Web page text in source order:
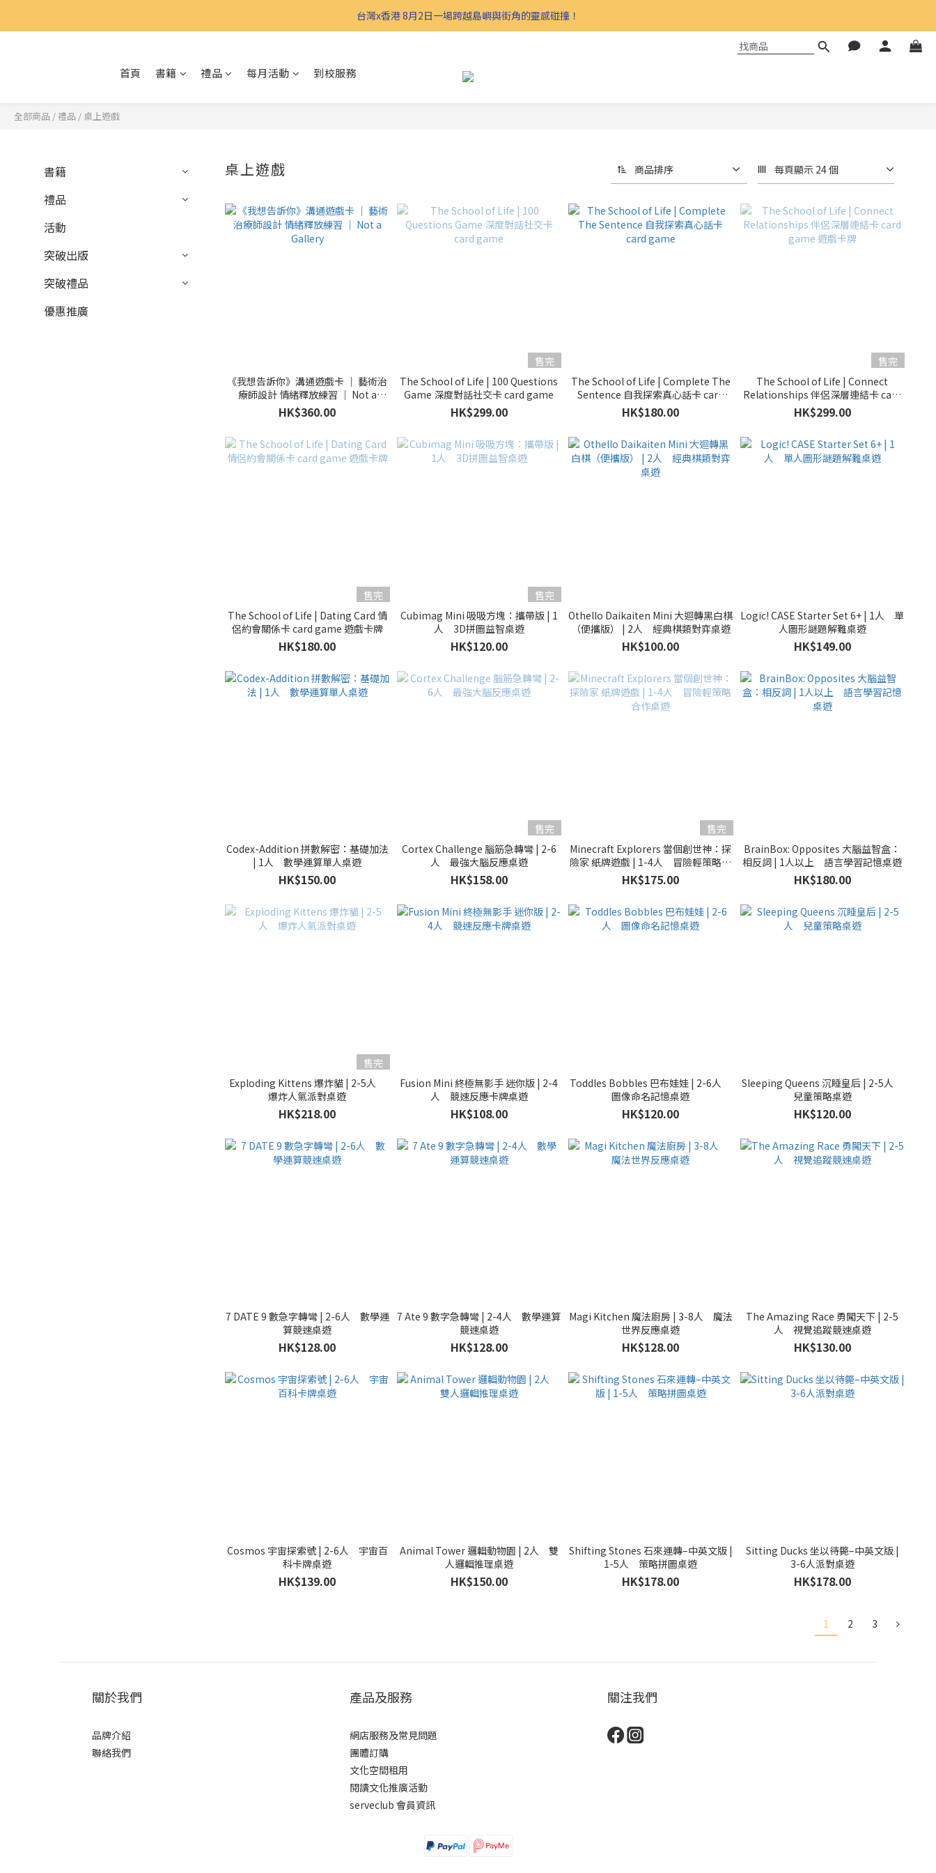
台灣x香港 8月2日一場跨越島嶼與街角的靈感碰撞！
首頁 書籍 禮品 每月活動 到校服務
全部商品 /禮品 / 桌上遊戲
書籍
禮品
活動
突破出版
突破禮品
優惠推廣
桌上遊戲 商品排序 每頁顯示 24 個
《我想告訴你》溝通遊戲卡 ｜ 藝術治
療師設計 情緒釋放練習 ｜ Not a
Gallery
HK$360.00
售完
The School of Life | 100 Questions
Game 深度對話社交卡 card game
HK$299.00
The School of Life | Complete The
Sentence 自我探索真心話卡 card
game
HK$180.00
售完
The School of Life | Connect
Relationships 伴侶深層連結卡 card
game 遊戲卡牌
HK$299.00
售完
The School of Life | Dating Card 情
侶約會關係卡 card game 遊戲卡牌
HK$180.00
售完
Cubimag Mini 吸吸方塊：攜帶版 | 1
人 3D拼圖益智桌遊
HK$120.00
Othello Daikaiten Mini 大迴轉黑白棋
（便攜版） | 2人 經典棋類對弈桌遊
HK$100.00
Logic! CASE Starter Set 6+ | 1人 單
人圖形謎題解難桌遊
HK$149.00
Codex-Addition 拼數解密：基礎加法
| 1人 數學運算單人桌遊
HK$150.00
售完
Cortex Challenge 腦筋急轉彎 | 2-6
人 最強大腦反應桌遊
HK$158.00
售完
Minecraft Explorers 當個創世神：探
險家 紙牌遊戲 | 1-4人 冒險輕策略合
作桌遊
HK$175.00
BrainBox: Opposites 大腦益智盒：
相反詞 | 1人以上 語言學習記憶桌遊
HK$180.00
售完
Exploding Kittens 爆炸貓 | 2-5人
爆炸人氣派對桌遊
HK$218.00
Fusion Mini 終極無影手 迷你版 | 2-4
人 競速反應卡牌桌遊
HK$108.00
Toddles Bobbles 巴布娃娃 | 2-6人
圖像命名記憶桌遊
HK$120.00
Sleeping Queens 沉睡皇后 | 2-5人
兒童策略桌遊
HK$120.00
7 DATE 9 數急字轉彎 | 2-6人 數學運
算競速桌遊
HK$128.00
7 Ate 9 數字急轉彎 | 2-4人 數學運算
競速桌遊
HK$128.00
Magi Kitchen 魔法廚房 | 3-8人 魔法
世界反應桌遊
HK$128.00
The Amazing Race 勇闖天下 | 2-5
人 視覺追蹤競速桌遊
HK$130.00
Cosmos 宇宙探索號 | 2-6人 宇宙百
科卡牌桌遊
HK$139.00
Animal Tower 邏輯動物園 | 2人 雙
人邏輯推理桌遊
HK$150.00
Shifting Stones 石來運轉–中英文版 |
1-5人 策略拼圖桌遊
HK$178.00
Sitting Ducks 坐以待斃–中英文版 |
3-6人派對桌遊
HK$178.00
1 2 3
關於我們
品牌介紹
聯絡我們
產品及服務
網店服務及常見問題
團體訂購
文化空間租用
閱讀文化推廣活動
serveclub 會員資訊
關注我們